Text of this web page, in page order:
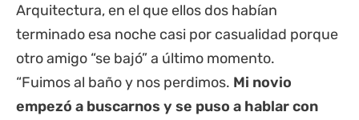
Arquitectura, en el que ellos dos habían
terminado esa noche casi por casualidad porque
otro amigo “se bajó” a último momento.
“Fuimos al baño y nos perdimos. Mi novio
empezó a buscarnos y se puso a hablar con